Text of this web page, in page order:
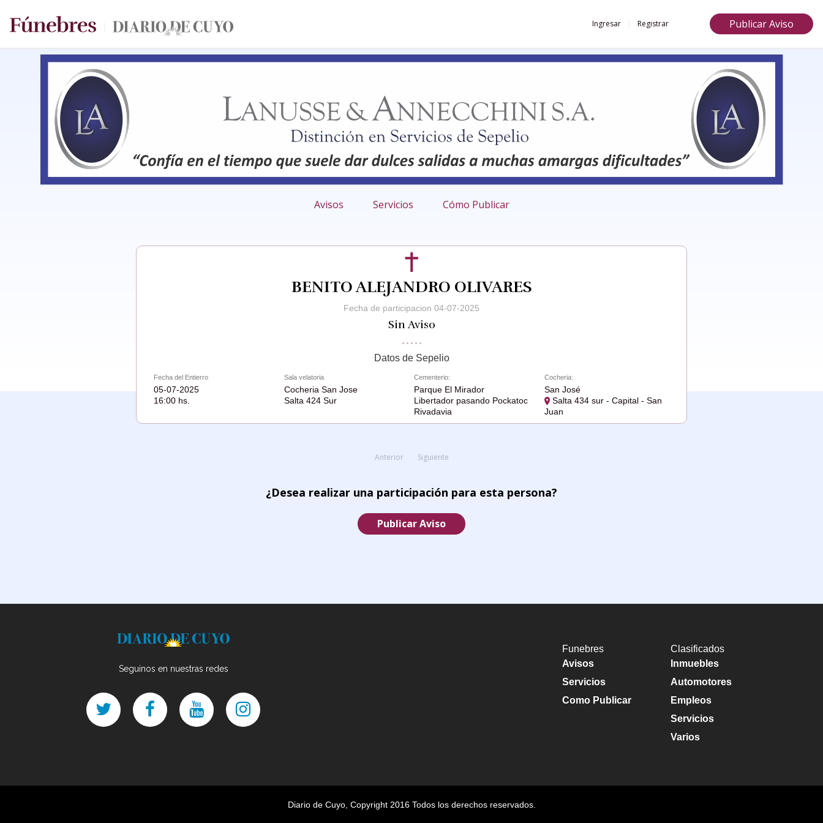
Ingresar Registrar Publicar Aviso
Avisos Servicios Cómo Publicar
BENITO ALEJANDRO OLIVARES
Fecha de participacion 04-07-2025
Sin Aviso
Datos de Sepelio
Fecha del Entierro
05-07-2025
16:00 hs.
Sala velatoria
Cocheria San Jose
Salta 424 Sur
Cementerio:
Parque El Mirador
Libertador pasando Pockatoc
Rivadavia
Cocheria:
San José
Salta 434 sur - Capital - San
Juan
Anterior Siguiente
¿Desea realizar una participación para esta persona?
Publicar Aviso
Seguinos en nuestras redes
Funebres
Avisos
Servicios
Como Publicar
Clasificados
Inmuebles
Automotores
Empleos
Servicios
Varios
Diario de Cuyo, Copyright 2016 Todos los derechos reservados.